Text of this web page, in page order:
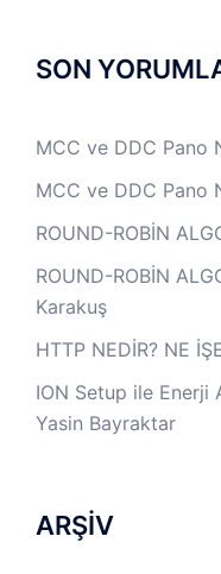
SON
MCC ve DDC Pano
MCC ve DDC Pano
ROUND-ROBİN
ROUND-ROBİN
Karakuş
HTTP NEDİR? NE
ION Setup ile Enerji
Yasin Bayraktar
ARŞİV